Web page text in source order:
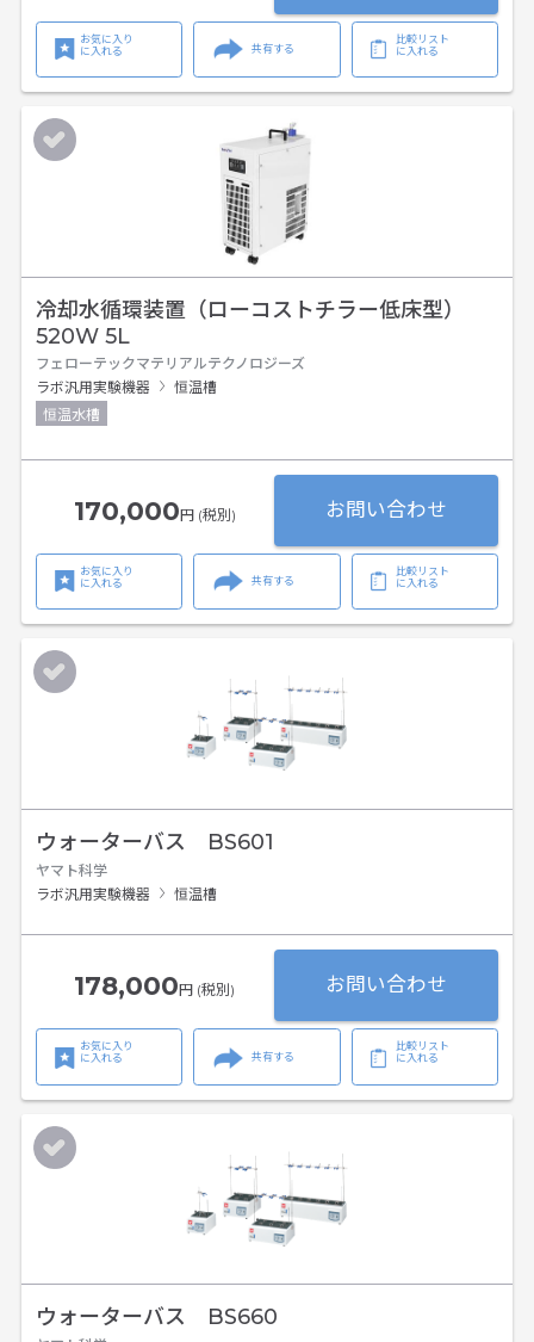
お気に入り
に入れる
共有する
比較リスト
に入れる
冷却水循環装置（ローコストチラー低床型）
520W 5L
フェローテックマテリアルテクノロジーズ
ラボ汎用実験機器
恒温槽
恒温水槽
170,000円 (税別) お問い合わせ
お気に入り
に入れる
共有する
比較リスト
に入れる
ウォーターバス BS601
ヤマト科学
ラボ汎用実験機器
恒温槽
178,000円 (税別) お問い合わせ
お気に入り
に入れる
共有する
比較リスト
に入れる
ウォーターバス BS660